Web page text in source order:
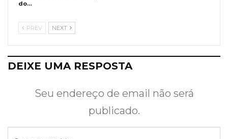
do…
PREV NEXT
DEIXE UMA RESPOSTA
Seu endereço de email não será
publicado.